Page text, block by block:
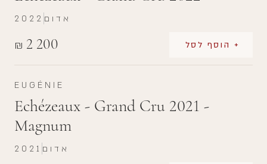
₪ 2 200 + הוסף לסל
2022 אדום
EUGÉNIE
Echézeaux - Grand Cru 2021 -
Magnum
2021 אדום